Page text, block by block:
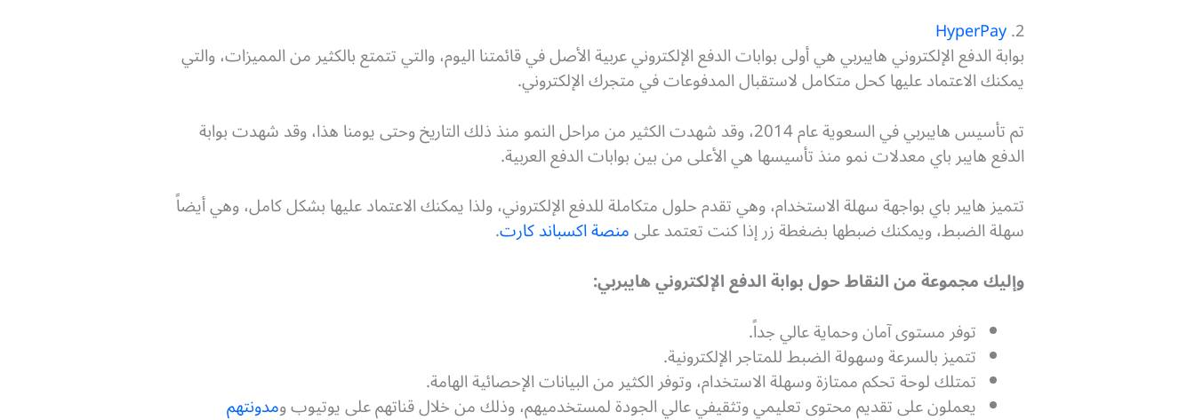
2.
HyperPay
بوابة الدفع الإلكتروني هايبربي هي أولى بوابات الدفع الإلكتروني عربية الأصل في قائمتنا اليوم، والتي تتمتع بالكثير من المميزات، والتي
يمكنك الاعتماد عليها كحل متكامل لاستقبال المدفوعات في متجرك الإلكتروني.
تم تأسيس هايبربي في السعوية عام 2014، وقد شهدت الكثير من مراحل النمو منذ ذلك التاريخ وحتى يومنا هذا، وقد شهدت بوابة
الدفع هايبر باي معدلات نمو منذ تأسيسها هي الأعلى من بين بوابات الدفع العربية.
تتميز هايبر باي بواجهة سهلة الاستخدام، وهي تقدم حلول متكاملة للدفع الإلكتروني، ولذا يمكنك الاعتماد عليها بشكل كامل، وهي أيضاً
سهلة الضبط، ويمكنك ضبطها بضغطة زر إذا كنت تعتمد علىمنصة اكسباند كارت.
وإليك مجموعة من النقاط حول بوابة الدفع الإلكتروني هايبربي:
توفر مستوى آمان وحماية عالي جداً.
تتميز بالسرعة وسهولة الضبط للمتاجر الإلكترونية.
تمتلك لوحة تحكم ممتازة وسهلة الاستخدام، وتوفر الكثير من البيانات الإحصائية الهامة.
يعملون على تقديم محتوى تعليمي وتثقيفي عالي الجودة لمستخدميهم، وذلك من خلال قناتهم على يوتيوب ومدونتهم